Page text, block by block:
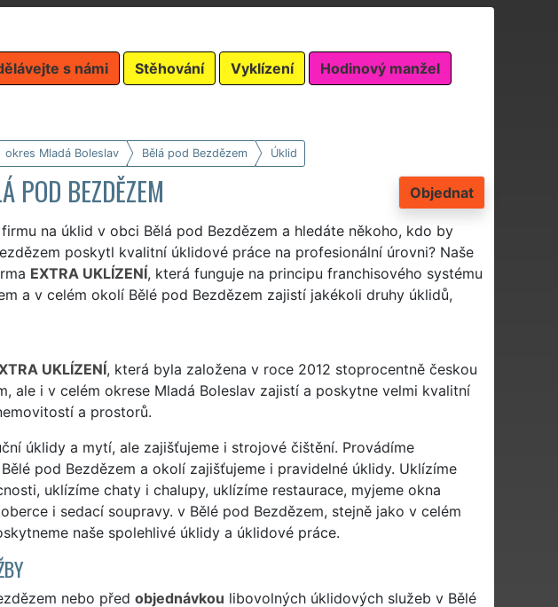
s námi Stěhování Vyklízení Hodinový manžel
okres Mladá Boleslav Bělá pod Bezdězem Úklid
Objednat
POD BEZDĚZEM
na úklid v obci Bělá pod Bezdězem a hledáte někoho, kdo by
poskytl kvalitní úklidové práce na profesionální úrovni? Naše
EXTRA UKLÍZENÍ, která funguje na principu franchisového systému
a v celém okolí Bělé pod Bezdězem zajistí jakékoli druhy úklidů,
UKLÍZENÍ, která byla založena v roce 2012 stoprocentně českou
ale i v celém okrese Mladá Boleslav zajistí a poskytne velmi kvalitní
a prostorů.
úklidy a mytí, ale zajišťujeme i strojové čištění. Provádíme
pod Bezdězem a okolí zajišťujeme i pravidelné úklidy. Uklízíme
uklízíme chaty i chalupy, uklízíme restaurace, myjeme okna
i sedací soupravy. v Bělé pod Bezdězem, stejně jako v celém
naše spolehlivé úklidy a úklidové práce.
nebo před objednávkou libovolných úklidových služeb v Bělé